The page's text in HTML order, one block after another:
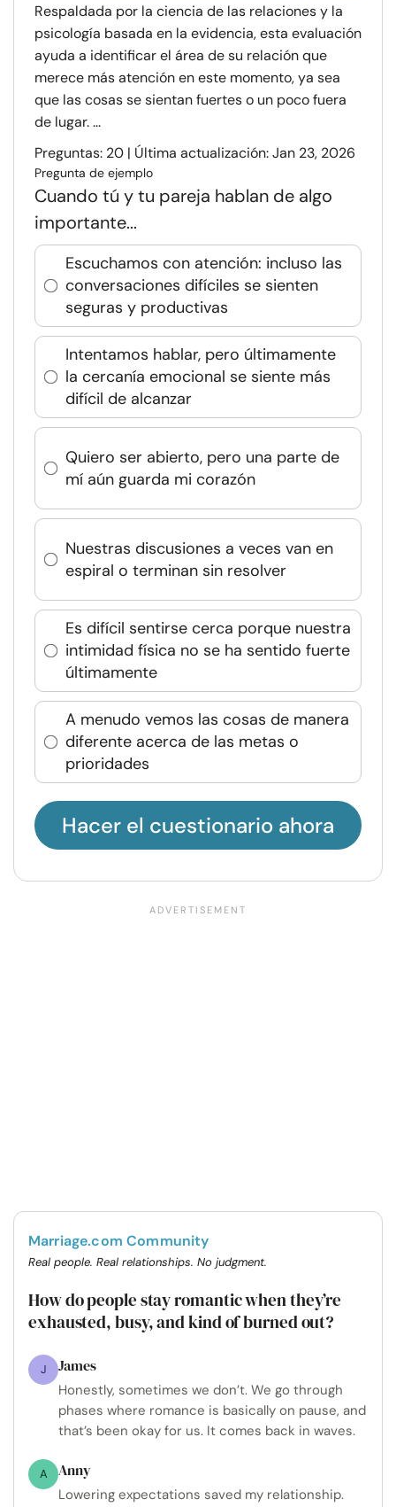
Respaldada por la ciencia de las relaciones y la
psicología basada en la evidencia, esta evaluación
ayuda a identificar el área de su relación que
merece más atención en este momento, ya sea
que las cosas se sientan fuertes o un poco fuera
de lugar. ...
Preguntas: 20 | Última actualización: Jan 23, 2026
Pregunta de ejemplo
Cuando tú y tu pareja hablan de algo
importante...
Escuchamos con atención: incluso las
conversaciones difíciles se sienten
seguras y productivas
Intentamos hablar, pero últimamente
la cercanía emocional se siente más
difícil de alcanzar
Quiero ser abierto, pero una parte de
mí aún guarda mi corazón
Nuestras discusiones a veces van en
espiral o terminan sin resolver
Es difícil sentirse cerca porque nuestra
intimidad física no se ha sentido fuerte
últimamente
A menudo vemos las cosas de manera
diferente acerca de las metas o
prioridades
Hacer el cuestionario ahora
Marriage.com Community
Real people. Real relationships. No judgment.
How do people stay romantic when they’re
exhausted, busy, and kind of burned out?
J James
Honestly, sometimes we don’t. We go through
phases where romance is basically on pause, and
that’s been okay for us. It comes back in waves.
A Anny
Lowering expectations saved my relationship.